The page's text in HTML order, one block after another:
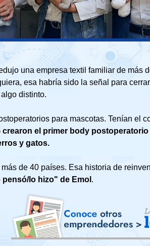
una empresa textil familiar de más
esa habría sido la señal para
distinto.
para mascotas. Tenían el
crearon el primer body postoperatorio
y gatos.
de 40 países. Esa historia de
pensó/lo hizo" de Emol .